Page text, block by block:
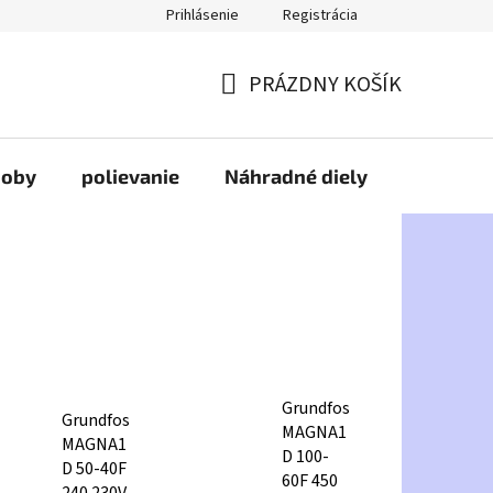
Prihlásenie Registrácia
KOŠÍK
PRÁZDNY KOŠÍK
polievanie Náhradné diely
Grundfos
MAGNA1
D 50-40F
Grundfos
MAGNA1
D 100-
60F 450